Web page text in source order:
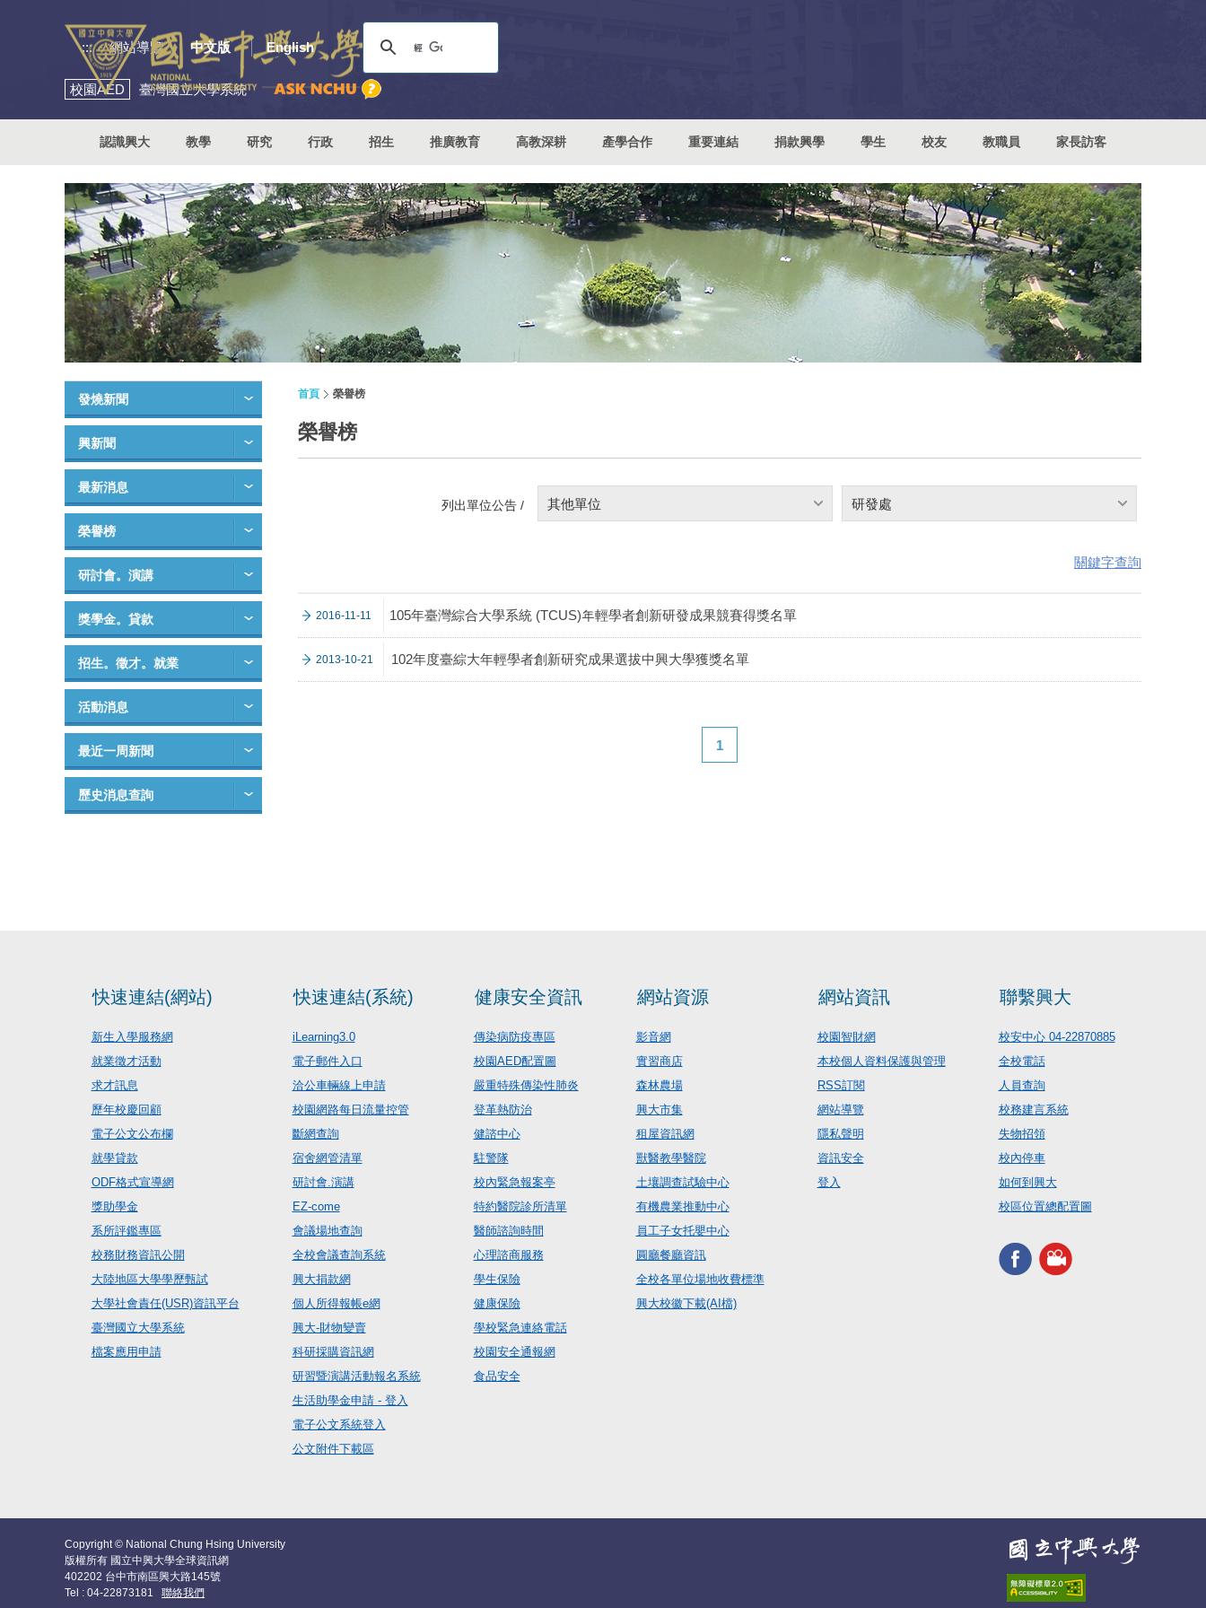
::: 網站導覽 中文版 English
校園AED 臺灣國立大學系統
認識興大 教學 研究 行政 招生 推廣教育 高教深耕 產學合作 重要連結 捐款興學 學生 校友 教職員 家長訪客
發燒新聞
興新聞
最新消息
榮譽榜
研討會。演講
獎學金。貸款
招生。徵才。就業
活動消息
最近一周新聞
歷史消息查詢
首頁 榮譽榜
榮譽榜
列出單位公告 / 其他單位 研發處
關鍵字查詢
2016-11-11 105年臺灣綜合大學系統 (TCUS)年輕學者創新研發成果競賽得獎名單
2013-10-21 102年度臺綜大年輕學者創新研究成果選拔中興大學獲獎名單
1
快速連結(網站)
新生入學服務網
就業徵才活動
求才訊息
歷年校慶回顧
電子公文公布欄
就學貸款
ODF格式宣導網
獎助學金
系所評鑑專區
校務財務資訊公開
大陸地區大學學歷甄試
大學社會責任(USR)資訊平台
臺灣國立大學系統
檔案應用申請
快速連結(系統)
iLearning3.0
電子郵件入口
洽公車輛線上申請
校園網路每日流量控管
斷網查詢
宿舍網管清單
研討會.演講
EZ-come
會議場地查詢
全校會議查詢系統
興大捐款網
個人所得報帳e網
興大-財物變賣
科研採購資訊網
研習暨演講活動報名系統
生活助學金申請 - 登入
電子公文系統登入
公文附件下載區
健康安全資訊
傳染病防疫專區
校園AED配置圖
嚴重特殊傳染性肺炎
登革熱防治
健諮中心
駐警隊
校內緊急報案亭
特約醫院診所清單
醫師諮詢時間
心理諮商服務
學生保險
健康保險
學校緊急連絡電話
校園安全通報網
食品安全
網站資源
影音網
實習商店
森林農場
興大市集
租屋資訊網
獸醫教學醫院
土壤調查試驗中心
有機農業推動中心
員工子女托嬰中心
圓廳餐廳資訊
全校各單位場地收費標準
興大校徽下載(AI檔)
網站資訊
校園智財網
本校個人資料保護與管理
RSS訂閱
網站導覽
隱私聲明
資訊安全
登入
聯繫興大
校安中心 04-22870885
全校電話
人員查詢
校務建言系統
失物招領
校內停車
如何到興大
校區位置總配置圖
Copyright © National Chung Hsing University
版權所有 國立中興大學全球資訊網
402202 台中市南區興大路145號
Tel : 04-22873181 聯絡我們